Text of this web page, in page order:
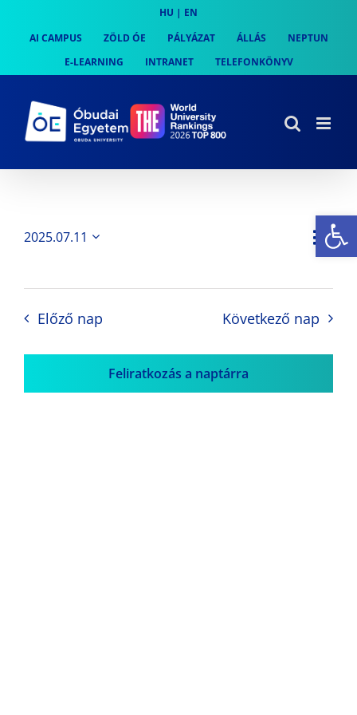
content
HU | EN
AI CAMPUS
ZÖLD ÓE PÁLYÁZAT ÁLLÁS
NEPTUN
E-LEARNING
INTRANET TELEFONKÖNYV
Nap
2025.07.11
Előző nap Következő nap
Feliratkozás a naptárra